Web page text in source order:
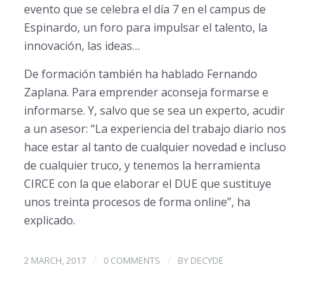
evento que se celebra el día 7 en el campus de
Espinardo, un foro para impulsar el talento, la
innovación, las ideas…
De formación también ha hablado Fernando
Zaplana. Para emprender aconseja formarse e
informarse. Y, salvo que se sea un experto, acudir
a un asesor: “La experiencia del trabajo diario nos
hace estar al tanto de cualquier novedad e incluso
de cualquier truco, y tenemos la herramienta
CIRCE con la que elaborar el DUE que sustituye
unos treinta procesos de forma online”, ha
explicado.
2 MARCH, 2017 / 0 COMMENTS / BY DECYDE